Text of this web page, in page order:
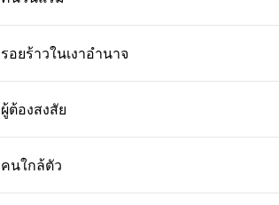
ตอนที่ 5 รอยร้าวในเงาอำนาจ
ตอนที่ 6 ผู้ต้องสงสัย
ตอนที่ 7 คนใกล้ตัว